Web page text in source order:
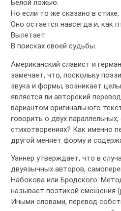
Белой ложью.
Но если то же сказано в стихе,
Оно остается навсегда и, как
Вылетает
В поисках своей судьбы.
Американский славист и
замечает, что, поскольку
звука и формы, возникает
является ли авторский
вариантом оригинального
говорить о двух параллельных,
стихотворениях? Как именно
другой меняет форму и
Уаннер утверждает, что в
двуязычных авторов,
Набокова или Бродского.
называет поэтикой смещения
Иными словами, перевод